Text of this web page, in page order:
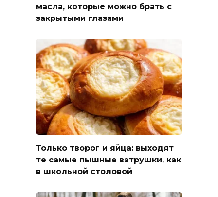
масла, которые можно брать с
закрытыми глазами
Только творог и яйца: выходят
те самые пышные ватрушки, как
в школьной столовой